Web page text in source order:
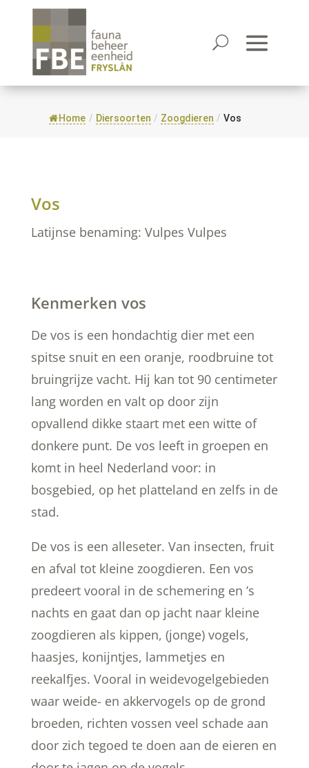
Home / Diersoorten / Zoogdieren / Vos
Vos
Latijnse benaming: Vulpes Vulpes
Kenmerken vos
De vos is een hondachtig dier met een
spitse snuit en een oranje, roodbruine tot
bruingrijze vacht. Hij kan tot 90 centimeter
lang worden en valt op door zijn
opvallend dikke staart met een witte of
donkere punt. De vos leeft in groepen en
komt in heel Nederland voor: in
bosgebied, op het platteland en zelfs in de
stad.
De vos is een alleseter. Van insecten, fruit
en afval tot kleine zoogdieren. Een vos
predeert vooral in de schemering en ’s
nachts en gaat dan op jacht naar kleine
zoogdieren als kippen, (jonge) vogels,
haasjes, konijntjes, lammetjes en
reekalfjes. Vooral in weidevogelgebieden
waar weide- en akkervogels op de grond
broeden, richten vossen veel schade aan
door zich tegoed te doen aan de eieren en